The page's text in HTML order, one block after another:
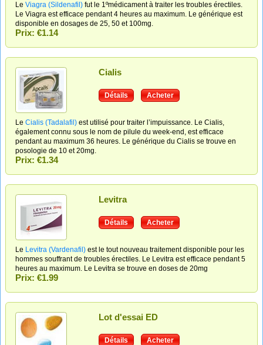
Le Viagra (Sildenafil) fut le 1ºmédicament à traiter les troubles érectiles.
Le Viagra est efficace pendant 4 heures au maximum. Le générique est
disponible en dosages de 25, 50 et 100mg.
Prix: €1.14
Cialis
Détails Acheter
Le Cialis (Tadalafil) est utilisé pour traiter l’impuissance. Le Cialis,
également connu sous le nom de pilule du week-end, est efficace
pendant au maximum 36 heures. Le générique du Cialis se trouve en
posologie de 10 et 20mg.
Prix: €1.34
Levitra
Détails Acheter
Le Levitra (Vardenafil) est le tout nouveau traitement disponible pour les
hommes souffrant de troubles érectiles. Le Levitra est efficace pendant 5
heures au maximum. Le Levitra se trouve en doses de 20mg
Prix: €1.99
Lot d'essai ED
Détails Acheter